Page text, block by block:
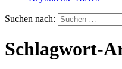
Suchen nach:
Schlagwort-